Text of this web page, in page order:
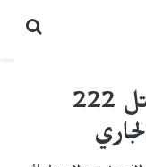
المرصد السوري يوثق مقتل 222